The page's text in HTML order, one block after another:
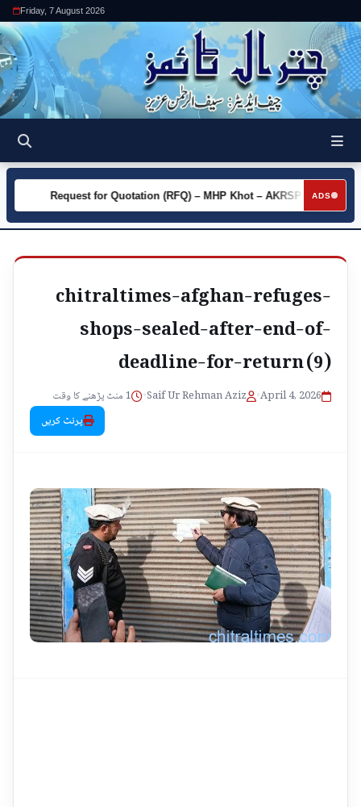
Friday, 7 August 2026
ADS
►
Request for Quotation (RFQ) – MHP Khot – AKRSP
chitraltimes-afghan-refuges-
shops-sealed-after-end-of-
deadline-for-return (9)
April 4, 2026
•
Saif Ur Rehman Aziz
•
1 منٹ پڑھنے کا وقت
پرنٹ کریں